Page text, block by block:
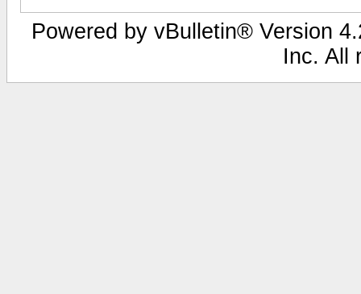
Powered by vBulletin® Version
Inc. All